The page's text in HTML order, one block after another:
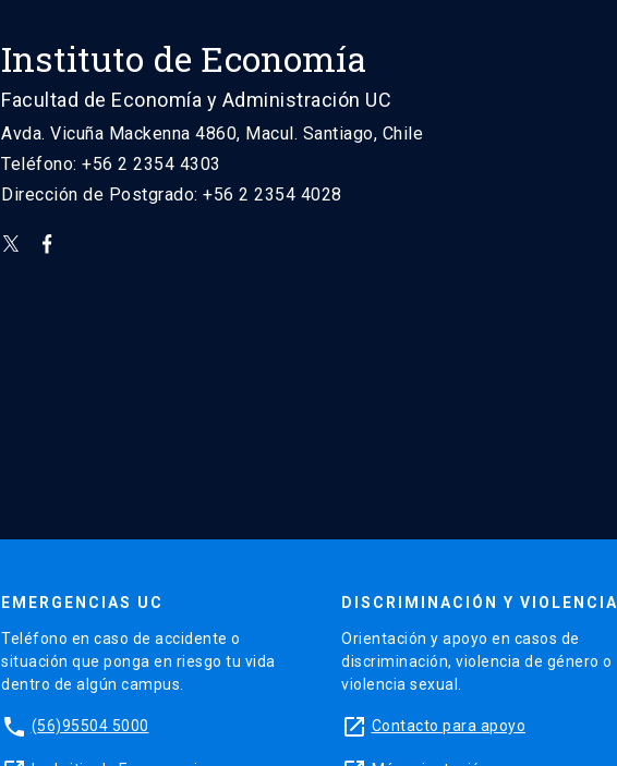
Instituto de Economía
Facultad de Economía y Administración UC
Avda. Vicuña Mackenna 4860, Macul. Santiago, Chile
Teléfono: +56 2 2354 4303
Dirección de Postgrado: +56 2 2354 4028
EMERGENCIAS UC
Teléfono en caso de accidente o
situación que ponga en riesgo tu vida
dentro de algún campus.
phone (56)95504 5000
DISCRIMINACIÓN Y VIOLENCIA
Orientación y apoyo en casos de
discriminación, violencia de género o
violencia sexual.
launch Contacto para apoyo